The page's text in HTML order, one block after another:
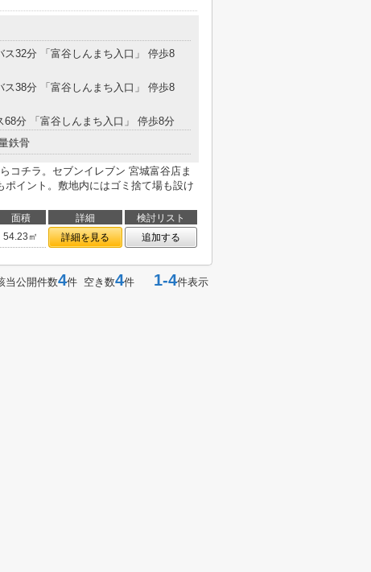
ス32分 「富谷しんまち入口」 停歩8
ス38分 「富谷しんまち入口」 停歩8
68分 「富谷しんまち入口」 停歩8分
鉄骨
コチラ。セブンイレブン 宮城富谷店ま
イント。敷地内にはゴミ捨て場も設け
面積 詳細
検討リスト
54.23㎡ 詳細を見る 追加する
当公開件数4件 空き数4件 1-4件表示